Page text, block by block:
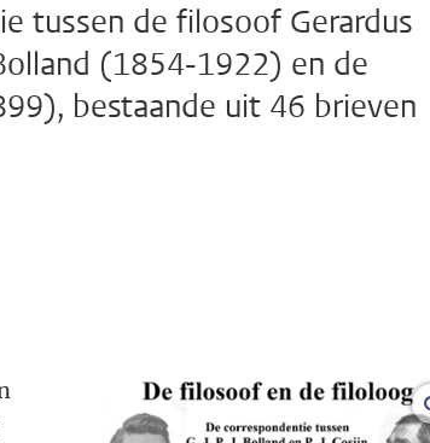
tussen de filosoof Gerardus
(1854-1922) en de
bestaande uit 46 brieven